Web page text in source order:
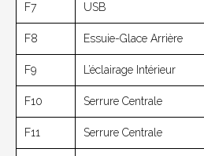
F7 USB
F8 Essuie-Glace Arrière
F9 L’éclairage Intérieur
F10 Serrure Centrale
F11 Serrure Centrale